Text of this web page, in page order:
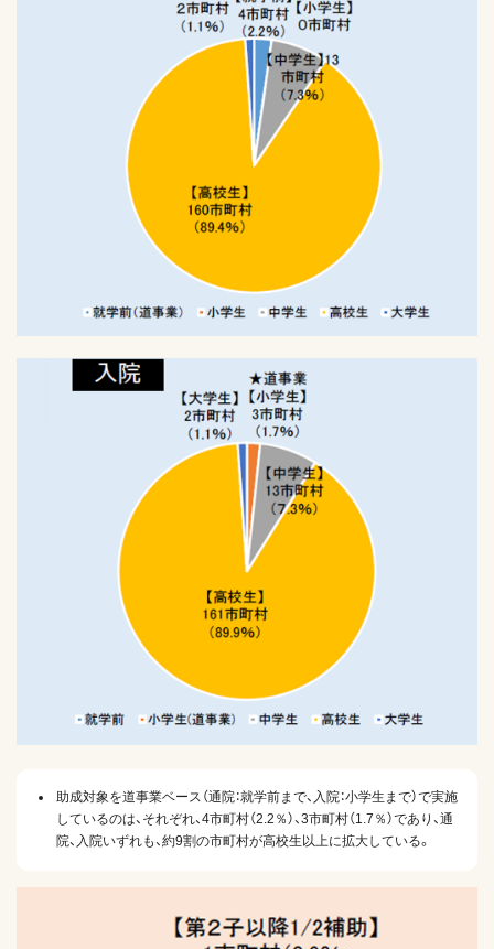
助成対象を道事業ベース（通院：就学前まで、入院：小学生まで）で実施
しているのは、それぞれ、4市町村（2.2％）、3市町村（1.7％）であり、通
院、入院いずれも、約9割の市町村が高校生以上に拡大している。